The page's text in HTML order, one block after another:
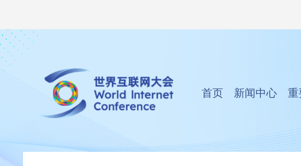
首页 新闻中心 重